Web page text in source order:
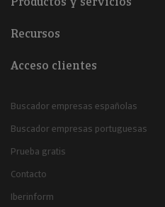
Recursos
Acceso clientes
Buscador empresas españolas
Buscador empresas portuguesas
Prueba gratis
Contacto
Iberinform